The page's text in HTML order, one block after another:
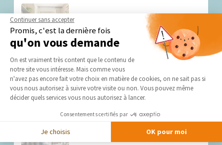
Optimiser l'espace d'une chambre de 9m²
Optimiser l’espace d’une chambre...
Continuer sans accepter
Promis, c'est la dernière fois
qu'on vous demande
Plateforme de Gestion du
On est vraiment très content que le contenu de
notre site vous intéresse. Mais comme vous
n'avez pas encore fait votre choix en matière de cookies, on ne sait pas si
vous nous autorisez à suivre votre visite ou non. Vous pouvez même
décider quels services vous nous autorisez à lancer.
Consentements certifiés par
Je choisis OK pour moi
Axeptio consent